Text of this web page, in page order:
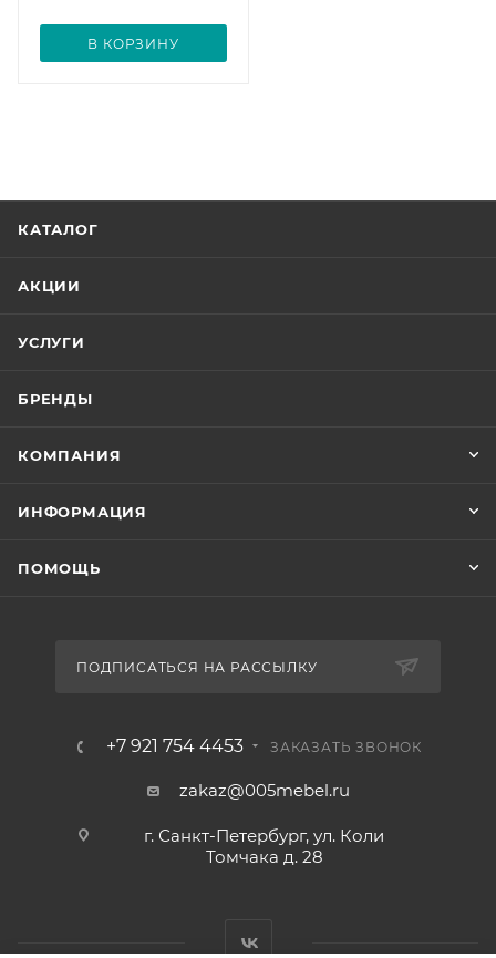
В КОРЗИНУ
КАТАЛОГ
АКЦИИ
УСЛУГИ
БРЕНДЫ
КОМПАНИЯ
ИНФОРМАЦИЯ
ПОМОЩЬ
ПОДПИСАТЬСЯ НА РАССЫЛКУ
+7 921 754 4453 ЗАКАЗАТЬ ЗВОНОК
zakaz@005mebel.ru
г. Санкт-Петербург, ул. Коли
Томчака д. 28